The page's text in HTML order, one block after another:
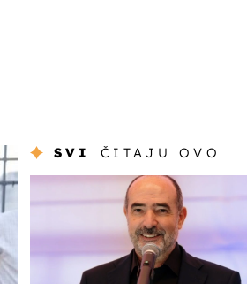
SVI ČITAJU OVO